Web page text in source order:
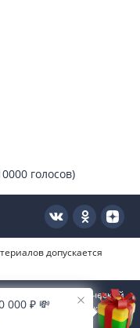
голосов)
допускается
юридический
округ Коньково,
000 ₽ 💸